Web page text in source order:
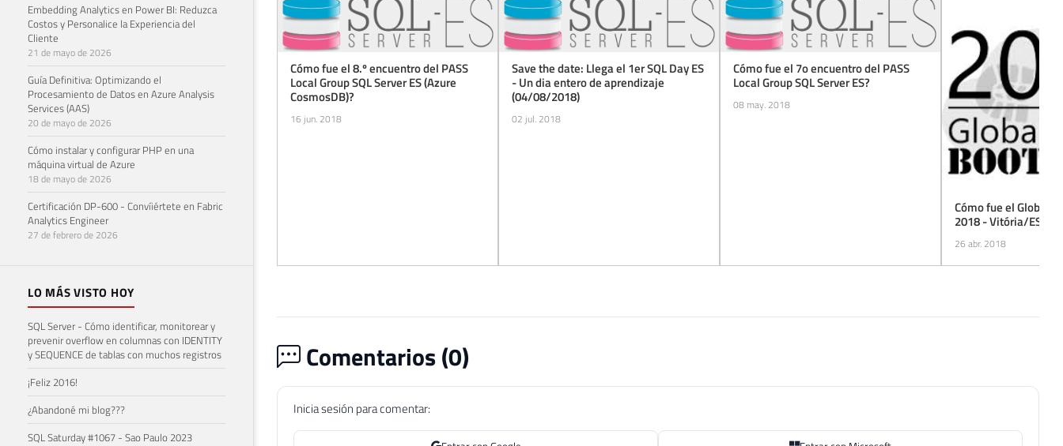
Embedding Analytics en Power BI: Reduzca
Costos y Personalice la Experiencia del
Cliente
21 de mayo de 2026
Guía Definitiva: Optimizando el
Procesamiento de Datos en Azure Analysis
Services (AAS)
20 de mayo de 2026
Cómo instalar y configurar PHP en una
máquina virtual de Azure
18 de mayo de 2026
Certificación DP-600 - Convíiértete en Fabric
Analytics Engineer
27 de febrero de 2026
LO MÁS VISTO HOY
SQL Server - Cómo identificar, monitorear y
prevenir overflow en columnas con IDENTITY
y SEQUENCE de tablas con muchos registros
¡Feliz 2016!
¿Abandoné mi blog???
SQL Saturday #1067 - Sao Paulo 2023
Cómo fue el 8.º encuentro del PASS
Local Group SQL Server ES (Azure
CosmosDB)?
16 jun. 2018
Save the date: Llega el 1er SQL Day ES
- Un dia entero de aprendizaje
(04/08/2018)
02 jul. 2018
Cómo fue el 7o encuentro del PASS
Local Group SQL Server ES?
08 may. 2018
Cómo fue el Global
2018 - Vitória/ES
26 abr. 2018
Comentarios (0)
Inicia sesión para comentar: